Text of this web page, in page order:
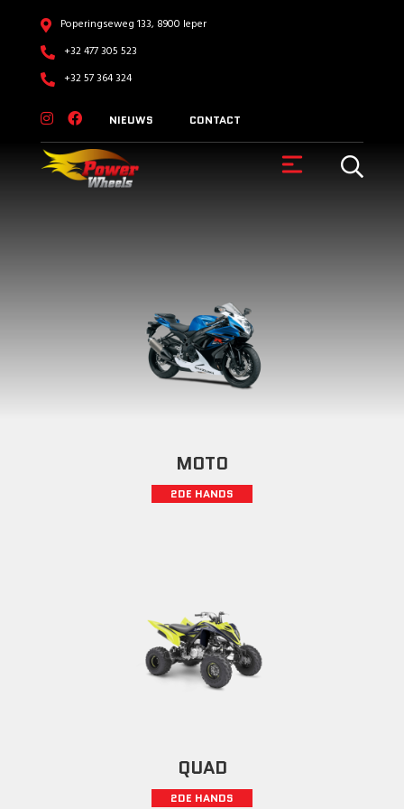
Poperingseweg 133, 8900 Ieper
+32 477 305 523
+32 57 364 324
NIEUWS CONTACT
MOTO
2DE HANDS
QUAD
2DE HANDS